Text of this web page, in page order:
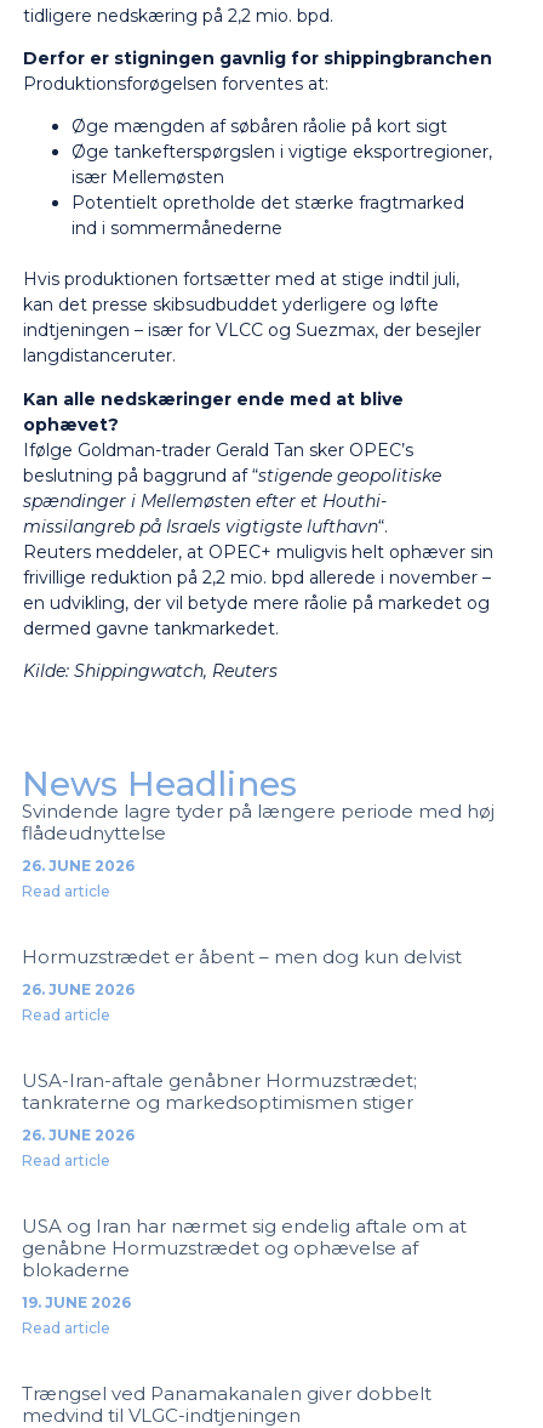
tidligere nedskæring på 2,2 mio. bpd.
Derfor er stigningen gavnlig for shippingbranchen
Produktionsforøgelsen forventes at:
Øge mængden af søbåren råolie på kort sigt
Øge tankefterspørgslen i vigtige eksportregioner,
især Mellemøsten
Potentielt opretholde det stærke fragtmarked
ind i sommermånederne
Hvis produktionen fortsætter med at stige indtil juli,
kan det presse skibsudbuddet yderligere og løfte
indtjeningen – især for VLCC og Suezmax, der besejler
langdistanceruter.
Kan alle nedskæringer ende med at blive
ophævet?
Ifølge Goldman-trader Gerald Tan sker OPEC’s
beslutning på baggrund af “stigende geopolitiske
spændinger i Mellemøsten efter et Houthi-
missilangreb på Israels vigtigste lufthavn“.
Reuters meddeler, at OPEC+ muligvis helt ophæver sin
frivillige reduktion på 2,2 mio. bpd allerede i november –
en udvikling, der vil betyde mere råolie på markedet og
dermed gavne tankmarkedet.
Kilde: Shippingwatch, Reuters
News Headlines
Svindende lagre tyder på længere periode med høj
flådeudnyttelse
26. JUNE 2026
Read article
Hormuzstrædet er åbent – men dog kun delvist
26. JUNE 2026
Read article
USA-Iran-aftale genåbner Hormuzstrædet;
tankraterne og markedsoptimismen stiger
26. JUNE 2026
Read article
USA og Iran har nærmet sig endelig aftale om at
genåbne Hormuzstrædet og ophævelse af
blokaderne
19. JUNE 2026
Read article
Trængsel ved Panamakanalen giver dobbelt
medvind til VLGC-indtjeningen